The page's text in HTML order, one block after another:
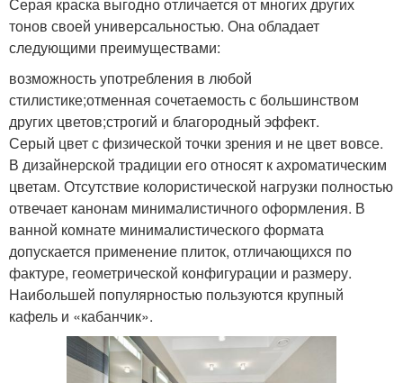
Серая краска выгодно отличается от многих других
тонов своей универсальностью. Она обладает
следующими преимуществами:
возможность употребления в любой
стилистике;отменная сочетаемость с большинством
других цветов;строгий и благородный эффект.
Серый цвет с физической точки зрения и не цвет вовсе.
В дизайнерской традиции его относят к ахроматическим
цветам. Отсутствие колористической нагрузки полностью
отвечает канонам минималистичного оформления. В
ванной комнате минималистического формата
допускается применение плиток, отличающихся по
фактуре, геометрической конфигурации и размеру.
Наибольшей популярностью пользуются крупный
кафель и «кабанчик».